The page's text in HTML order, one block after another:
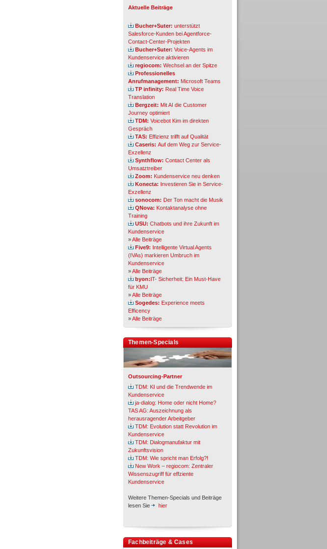
Aktuelle Beiträge
Bucher+Suter: unterstützt
Salesforce-Kunden bei Agentforce-
Contact-Center-Projekten
Bucher+Suter: Voice-Agents im
Kundenservice aktivieren
regiocom: Wechsel an der Spitze
Professionelles
Anrufmanagement: Microsoft Teams
TP infinity: Real Time Voice
Translation
Bergzeit: Mit AI die Customer
Journey optimiert
TDM: Voicebot Kim im direkten
Gespräch
TAS: Effizienz trifft auf Qualität
Caseris: Auf dem Weg zur Service-
Exzellenz
Synthflow: Contact Center als
Umsatztreiber
Zoom: Kundenservice neu denken
Konecta: Investieren Sie in Service-
Exzellenz
sonocom: Der Ton macht die Musik
QNova: Kontaktanalyse ohne
Training
USU: Chatbots und ihre Zukunft im
Kundenservice
»Alle Beiträge
Five9: Intelligente Virtual Agents
(IVAs) markieren Umbruch im
Kundenservice
»Alle Beiträge
byon:IT- Sicherheit: Ein Must-Have
für KMU
»Alle Beiträge
Sogedes: Experience meets
Efficency
»Alle Beiträge
Themen-Specials
Outsourcing-Partner
TDM: KI und die Trendwende im
Kundenservice
ja-dialog: Home oder nicht Home?
TAS AG: Auszeichnung als
herausragender Arbeitgeber
TDM: Evolution statt Revolution im
Kundenservice
TDM: Dialogmanufaktur mit
Zukunftsvision
TDM: Wie spricht man Erfolg?!
New Work – regiocom: Zentraler
Wissenszugriff für effziente
Kundenservice
Weitere Themen-Specials und Beiträge
lesen Sie
hier
Fachbeiträge & Cases